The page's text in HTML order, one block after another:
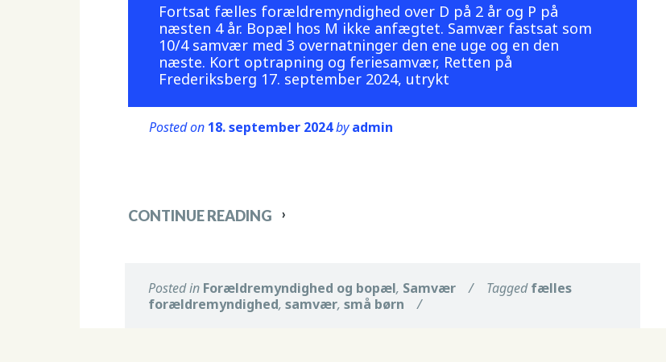
Fortsat fælles forældremyndighed over D på 2 år og P på
næsten 4 år. Bopæl hos M ikke anfægtet. Samvær fastsat som
10/4 samvær med 3 overnatninger den ene uge og en den
næste. Kort optrapning og feriesamvær, Retten på
Frederiksberg 17. september 2024, utrykt
Posted on 18. september 2024byadmin
CONTINUE READING
Posted in Forældremyndighed og bopæl, Samvær / Taggedfælles
forældremyndighed, samvær, små børn /